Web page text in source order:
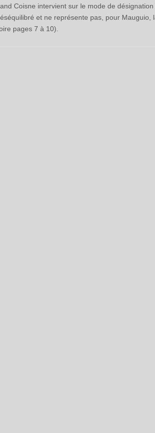
Coisne intervient sur le mode de
et ne représente pas, pour
pages 7 à 10).